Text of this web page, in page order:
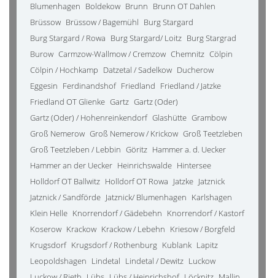
Blumenhagen Boldekow Brunn Brunn OT Dahlen
Brüssow Brüssow / Bagemühl Burg Stargard
Burg Stargard / Rowa Burg Stargard/ Loitz Burg Stargrad
Burow Carmzow-Wallmow / Cremzow Chemnitz Cölpin
Cölpin / Hochkamp Datzetal / Sadelkow Ducherow
Eggesin Ferdinandshof Friedland Friedland / Jatzke
Friedland OT Glienke Gartz Gartz (Oder)
Gartz (Oder) / Hohenreinkendorf Glashütte Grambow
Groß Nemerow Groß Nemerow / Krickow Groß Teetzleben
Groß Teetzleben / Lebbin Göritz Hammer a. d. Uecker
Hammer an der Uecker Heinrichswalde Hintersee
Holldorf OT Ballwitz Holldorf OT Rowa Jatzke Jatznick
Jatznick / Sandförde Jatznick/ Blumenhagen Karlshagen
Klein Helle Knorrendorf / Gädebehn Knorrendorf / Kastorf
Koserow Krackow Krackow / Lebehn Kriesow / Borgfeld
Krugsdorf Krugsdorf / Rothenburg Kublank Lapitz
Leopoldshagen Lindetal Lindetal / Dewitz Luckow